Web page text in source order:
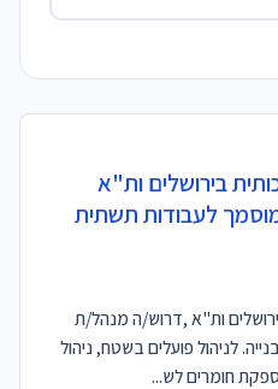
בירושלים ות"א
לעבודות תשתית
ות"א ,דרוש/ה מנהל/ת
לניהול פועלים בשטח, ניהול
חומרים לש...